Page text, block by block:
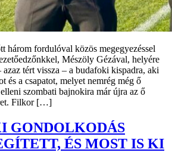
három fordulóval közös megegyezéssel
Mészöly Gézával, helyére
tért vissza – a budafoki kispadra, aki
és a csapatot, melyet nemrég még ő
szombati bajnokira már újra az ő
Filkor […]
GONDOLKODÁS
ÉS MOST IS KI